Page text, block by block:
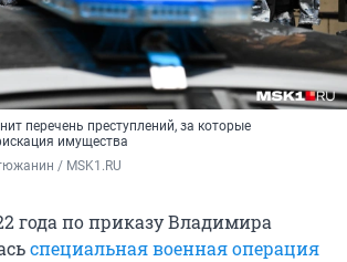
перечень преступлений, за которые
имущества
/ MSK1.RU
года по приказу Владимира
специальная военная операция